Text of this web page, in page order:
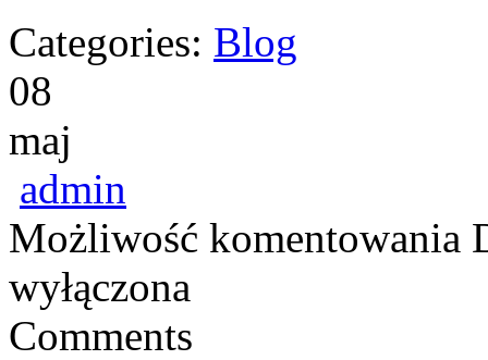
Categories: Blog
08
maj
admin
Możliwość komentowania
wyłączona
Comments